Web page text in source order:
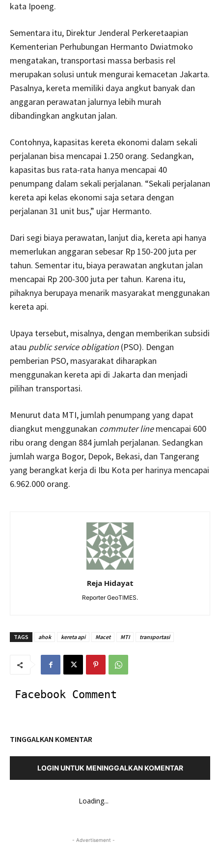
kata Ipoeng.
Sementara itu, Direktur Jenderal Perkeretaapian
Kementerian Perhubungan Hermanto Dwiatmoko
mengatakan, transportasi massa berbasis rel
merupakan solusi untuk mengurai kemacetan Jakarta.
Pasalnya, kereta memiliki daya angkut banyak dan
anggaran perawatan jalurnya lebih murah
dibandingkan angkutan jalan.
Contohnya, kapasitas kereta ekonomi dalam sekali
perjalanan bisa mencapai 1.250 orang. Sedangkan,
kapasitas bus rata-rata hanya mencapai 40
penumpang dalam sekali perjalanan. “Sekali perjalanan
kereta api kelas ekonomi saja setara dengan
perjalanan 31 unit bus,” ujar Hermanto.
Dari segi biaya perawatan, lanjut dia, kereta api hanya
memerlukan anggaran sebesar Rp 150-200 juta per
tahun. Sementar itu, biaya perawatan angkutan jalan
mencapai Rp 200-300 juta per tahun. Karena itu,
pihaknya berupaya menarik masyarakat menggunakan
kereta api.
Upaya tersebut, misalnya, dengan memberikan subsidi
atau public service obligation (PSO). Dengan
pemberian PSO, masyarakat diharapkan
menggunakan kereta api di Jakarta dan menjadi
pilihan transportasi.
Menurut data MTI, jumlah penumpang yang dapat
diangkut menggunakan commuter linemencapai 600
ribu orang dengan 884 jumlah perjalanan. Sedangkan
jumlah warga Bogor, Depok, Bekasi, dan Tangerang
yang berangkat kerja di Ibu Kota per harinya mencapai
6.962.000 orang.
Reja Hidayat
Reporter GeoTIMES.
TAGS ahok kereta api Macet MTI transportasi
Facebook Comment
TINGGALKAN KOMENTAR
LOGIN UNTUK MENINGGALKAN KOMENTAR
Loading...
- Advertisement -